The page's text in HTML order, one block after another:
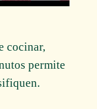
cocinar,
permite